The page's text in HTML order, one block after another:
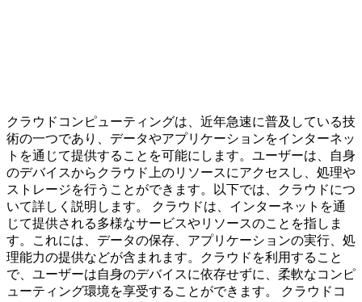
クラウドコンピューティングは、近年急速に普及している技
術の一つであり、データやアプリケーションをインターネッ
トを通じて提供することを可能にします。ユーザーは、自身
のデバイスからクラウド上のリソースにアクセスし、処理や
ストレージを行うことができます。以下では、クラウドにつ
いて詳しく説明します。 クラウドは、インターネットを通
じて提供される多様なサービスやリソースのことを指しま
す。これには、データの保存、アプリケーションの実行、処
理能力の提供などが含まれます。クラウドを利用すること
で、ユーザーは自身のデバイスに依存せずに、柔軟なコンピ
ューティング環境を享受することができます。 クラウドコ